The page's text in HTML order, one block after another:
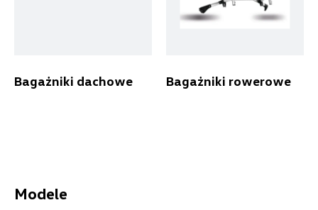
Bagażniki dachowe Bagażniki rowerowe
Modele